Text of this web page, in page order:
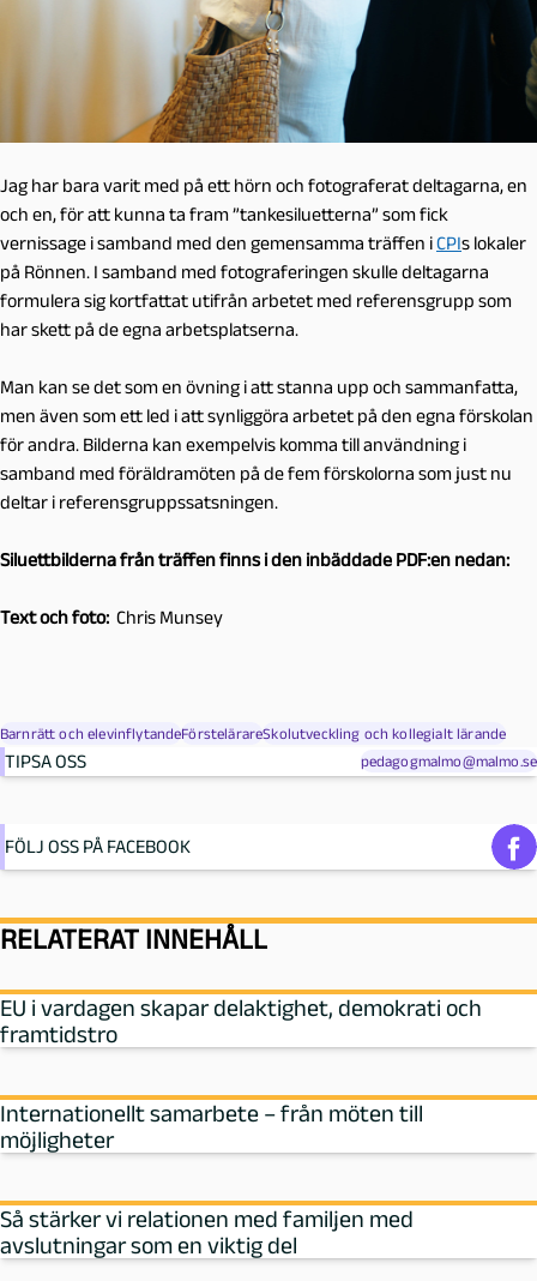
Jag har bara varit med på ett hörn och fotograferat deltagarna, en
och en, för att kunna ta fram ”tankesiluetterna” som fick
vernissage i samband med den gemensamma träffen iCPIs lokaler
på Rönnen. I samband med fotograferingen skulle deltagarna
formulera sig kortfattat utifrån arbetet med referensgrupp som
har skett på de egna arbetsplatserna.
Man kan se det som en övning i att stanna upp och sammanfatta,
men även som ett led i att synliggöra arbetet på den egna förskolan
för andra. Bilderna kan exempelvis komma till användning i
samband med föräldramöten på de fem förskolorna som just nu
deltar i referensgruppssatsningen.
Siluettbilderna från träffen finns i den inbäddade PDF:en nedan:
Text och foto: Chris Munsey
Barnrätt och elevinflytandeFörstelärareSkolutveckling och kollegialt lärande
TIPSA OSS pedagogmalmo@malmo.se
FÖLJ OSS PÅ FACEBOOK
RELATERAT INNEHÅLL
EU i vardagen skapar delaktighet, demokrati och
framtidstro
Internationellt samarbete – från möten till
möjligheter
Så stärker vi relationen med familjen med
avslutningar som en viktig del